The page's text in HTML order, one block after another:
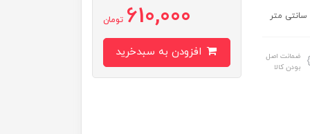
ضمانت اصل
بودن کالا
610,000 تومان